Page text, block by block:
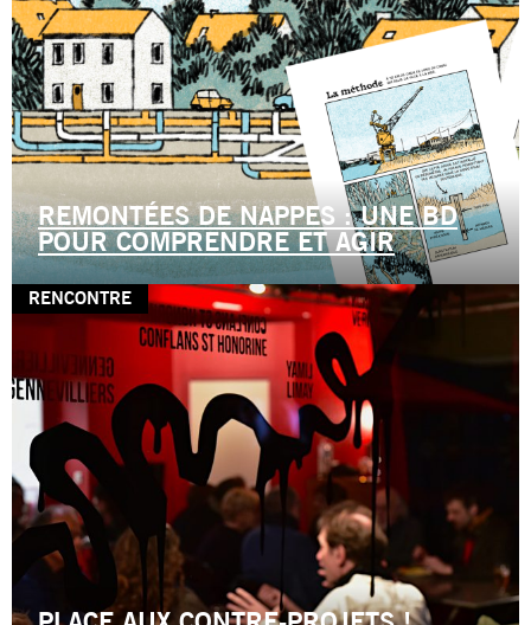
REMONTÉES DE NAPPES : UNE BD
POUR COMPRENDRE ET AGIR
RENCONTRE